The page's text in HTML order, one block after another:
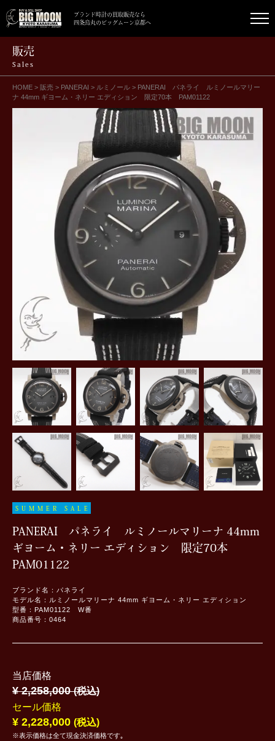
ブランド時計の買取販売なら
四条烏丸のビッグムーン京都へ
販売
Sales
HOME > 販売 > PANERAI > ルミノール > PANERAI パネライ ルミノールマリー
ナ 44mm ギヨーム・ネリー エディション 限定70本 PAM01122
SUMMER SALE
PANERAI パネライ ルミノールマリーナ 44mm
ギヨーム・ネリー エディション 限定70本
PAM01122
ブランド名：パネライ
モデル名：ルミノールマリーナ 44mm ギヨーム・ネリー エディション
型番：PAM01122 W番
商品番号：0464
当店価格
¥ 2,258,000(税込)
セール価格
¥ 2,228,000 (税込)
※表示価格は全て現金決済価格です｡